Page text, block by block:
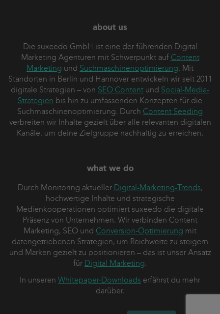
about us
Die suxeedo GmbH ist eine der führenden Digital
Marketing Agenturen mit Schwerpunkt auf Content
Marketing und Suchmaschinenoptimierung. Mit
Standorten in Berlin und Hannover entwickeln wir seit 2011
digitale Strategien – von SEO Content und Social-Media-
Strategien bis hin zu umfassenden Konzepten für die
Suchmaschinenoptimierung. Durch Content Seeding
verbreiten wir Inhalte gezielt über alle relevanten digitalen
Kanäle, um deine Zielgruppe nachhaltig zu erreichen.
what we do
Durch Monitoring aktueller Digital-Marketing-Trends,
hochwertige Inhalte und strategische
Medienkooperationen optimiert suxeedo die digitale
Präsenz von Unternehmen. Wir verbinden Content
Marketing, SEO und Conversion-Optimierung mit
datengetriebenen Strategien, um Reichweite zu steigern
und Marken gezielt zu positionieren – das ist unser Ansatz
für Digital Marketing.
In unseren Whitepaper-Downloads erfährst du mehr
darüber.